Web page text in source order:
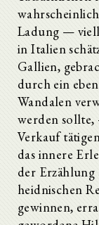
Ladung —
in Italien
Gallien,
durch ein
Wandalen
werden
Verkauf
das innere
der
heidnischen
gewinnen,